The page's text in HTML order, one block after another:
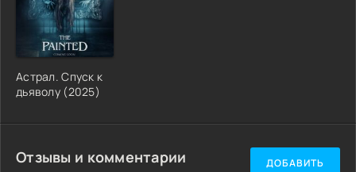
Астрал. Спуск к
дьяволу (2025)
Отзывы и комментарии ДОБАВИТЬ